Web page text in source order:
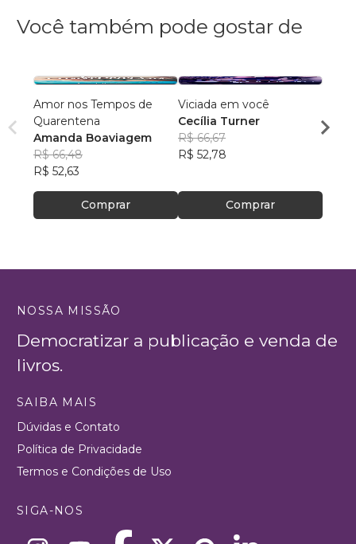
Você também pode gostar de
Amor nos Tempos de
Quarentena
Amanda Boaviagem
R$ 66,48
R$ 52,63
Comprar
Viciada em você
Cecília Turner
R$ 66,67
R$ 52,78
Comprar
R$
NOSSA MISSÃO
Democratizar a publicação e venda de
livros.
SAIBA MAIS
Dúvidas e Contato
Política de Privacidade
Termos e Condições de Uso
SIGA-NOS